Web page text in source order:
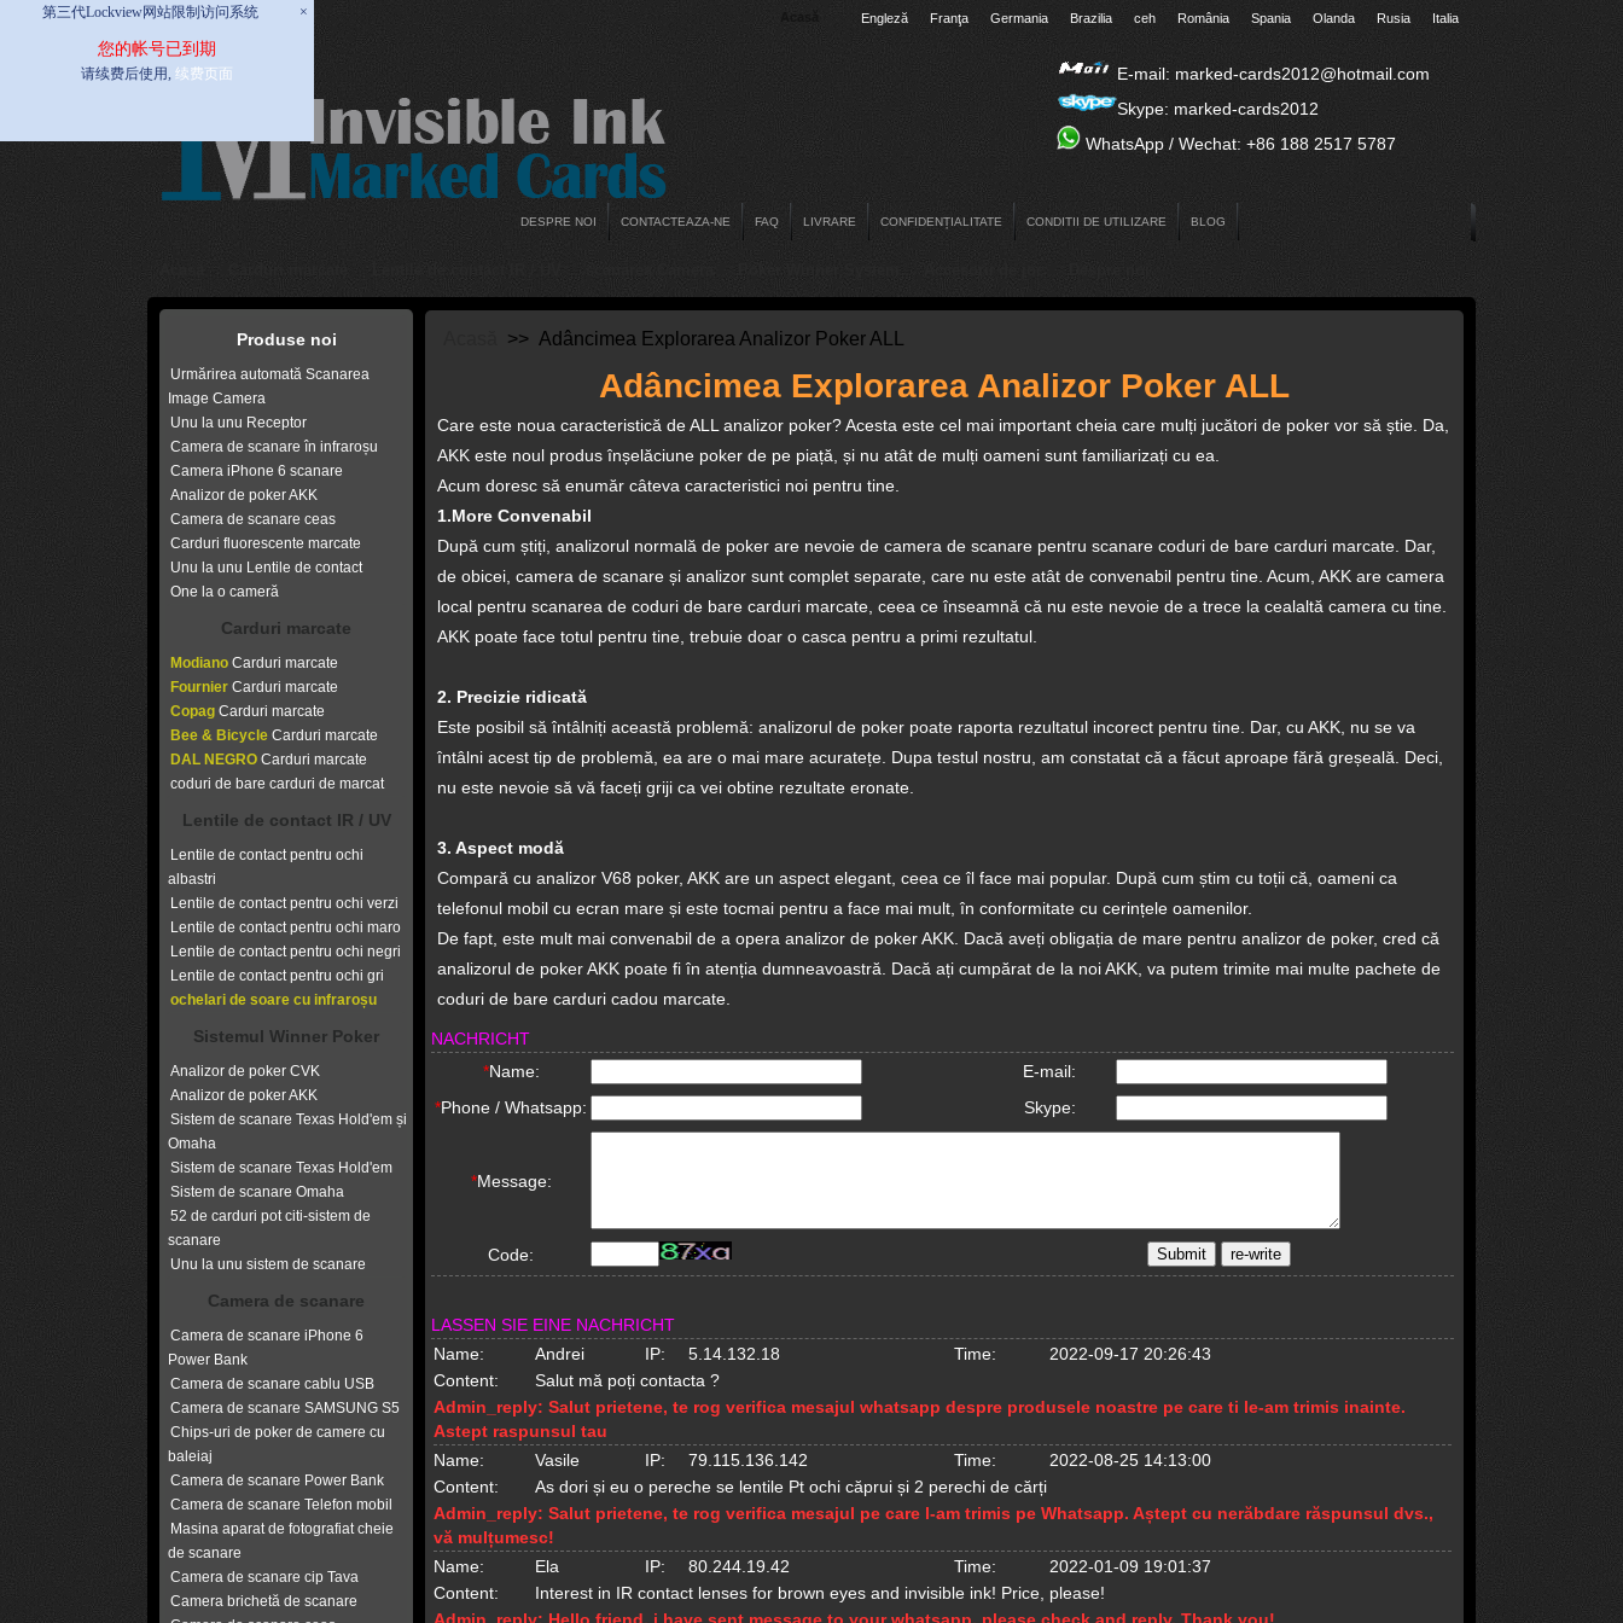
第三代Lockview网站限制访问系统 ×
您的帐号已到期
请续费后使用, 续费页面
Engleză Franţa Germania Brazilia ceh România Spania Olanda Rusia Italia
E-mail: marked-cards2012@hotmail.com
Skype: marked-cards2012
WhatsApp / Wechat: +86 188 2517 5787
DESPRE NOI CONTACTEAZA-NE FAQ LIVRARE CONFIDENȚIALITATE CONDITII DE UTILIZARE BLOG
Produse noi
Urmărirea automată Scanarea
Image Camera
Unu la unu Receptor
Camera de scanare în infraroșu
Camera iPhone 6 scanare
Analizor de poker AKK
Camera de scanare ceas
Carduri fluorescente marcate
Unu la unu Lentile de contact
One la o cameră
Carduri marcate
Modiano Carduri marcate
Fournier Carduri marcate
Copag Carduri marcate
Bee & Bicycle Carduri marcate
DAL NEGRO Carduri marcate
coduri de bare carduri de marcat
Lentile de contact IR / UV
Lentile de contact pentru ochi
albastri
Lentile de contact pentru ochi verzi
Lentile de contact pentru ochi maro
Lentile de contact pentru ochi negri
Lentile de contact pentru ochi gri
ochelari de soare cu infraroșu
Sistemul Winner Poker
Analizor de poker CVK
Analizor de poker AKK
Sistem de scanare Texas Hold'em și
Omaha
Sistem de scanare Texas Hold'em
Sistem de scanare Omaha
52 de carduri pot citi-sistem de
scanare
Unu la unu sistem de scanare
Camera de scanare
Camera de scanare iPhone 6
Power Bank
Camera de scanare cablu USB
Camera de scanare SAMSUNG S5
Chips-uri de poker de camere cu
baleiaj
Camera de scanare Power Bank
Camera de scanare Telefon mobil
Masina aparat de fotografiat cheie
de scanare
Camera de scanare cip Tava
Camera brichetă de scanare
>> Adâncimea Explorarea Analizor Poker ALL
Adâncimea Explorarea Analizor Poker ALL
Care este noua caracteristică de ALL analizor poker? Acesta este cel mai important cheia care mulți jucători de poker vor să știe. Da,
AKK este noul produs înșelăciune poker de pe piață, și nu atât de mulți oameni sunt familiarizați cu ea.
Acum doresc să enumăr câteva caracteristici noi pentru tine.
1.More Convenabil
După cum știți, analizorul normală de poker are nevoie de camera de scanare pentru scanare coduri de bare carduri marcate. Dar,
de obicei, camera de scanare și analizor sunt complet separate, care nu este atât de convenabil pentru tine. Acum, AKK are camera
local pentru scanarea de coduri de bare carduri marcate, ceea ce înseamnă că nu este nevoie de a trece la cealaltă camera cu tine.
AKK poate face totul pentru tine, trebuie doar o casca pentru a primi rezultatul.
2. Precizie ridicată
Este posibil să întâlniți această problemă: analizorul de poker poate raporta rezultatul incorect pentru tine. Dar, cu AKK, nu se va
întâlni acest tip de problemă, ea are o mai mare acuratețe. Dupa testul nostru, am constatat că a făcut aproape fără greșeală. Deci,
nu este nevoie să vă faceți griji ca vei obtine rezultate eronate.
3. Aspect modă
Compară cu analizor V68 poker, AKK are un aspect elegant, ceea ce îl face mai popular. După cum știm cu toții că, oameni ca
telefonul mobil cu ecran mare și este tocmai pentru a face mai mult, în conformitate cu cerințele oamenilor.
De fapt, este mult mai convenabil de a opera analizor de poker AKK. Dacă aveți obligația de mare pentru analizor de poker, cred că
analizorul de poker AKK poate fi în atenția dumneavoastră. Dacă ați cumpărat de la noi AKK, va putem trimite mai multe pachete de
coduri de bare carduri cadou marcate.
NACHRICHT
*Name:
E-mail:
*Phone / Whatsapp: Skype:
*Message:
Code:
LASSEN SIE EINE NACHRICHT
Name:
Andrei IP: 5.14.132.18 Time:
2022-09-17 20:26:43
Content:
Salut mă poți contacta ?
Admin_reply: Salut prietene, te rog verifica mesajul whatsapp despre produsele noastre pe care ti le-am trimis inainte.
Astept raspunsul tau
Name:
Vasile IP: 79.115.136.142 Time:
2022-08-25 14:13:00
Content:
As dori și eu o pereche se lentile Pt ochi căprui și 2 perechi de cărți
Admin_reply: Salut prietene, te rog verifica mesajul pe care l-am trimis pe Whatsapp. Aștept cu nerăbdare răspunsul dvs.,
vă mulțumesc!
Name:
Ela IP: 80.244.19.42 Time:
2022-01-09 19:01:37
Content:
Interest in IR contact lenses for brown eyes and invisible ink! Price, please!